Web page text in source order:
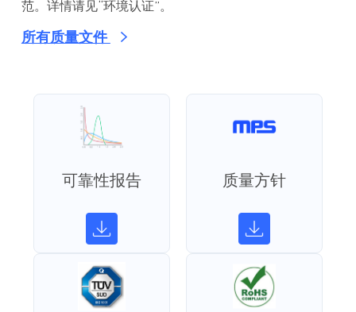
范。详情请见“环境认证”。
所有质量文件
可靠性报告 质量方针